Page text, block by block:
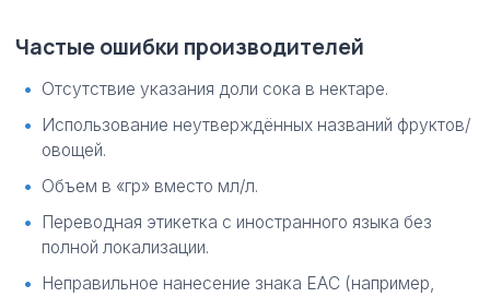
Частые ошибки производителей
Отсутствие указания доли сока в нектаре.
Использование неутверждённых названий фруктов/
овощей.
Объем в «гр» вместо мл/л.
Переводная этикетка с иностранного языка без
полной локализации.
Неправильное нанесение знака ЕАС (например,